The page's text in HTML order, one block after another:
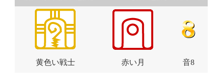
黄色い戦士 赤い月 音8